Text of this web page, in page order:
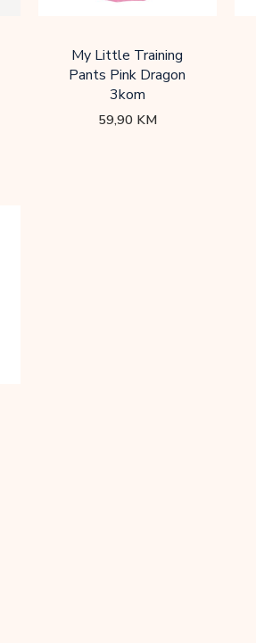
My Little Training
Pants Pink Dragon
3kom
59,90 KM